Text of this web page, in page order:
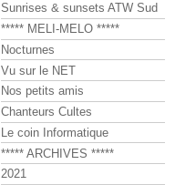
Sunrises & sunsets ATW Sud
***** MELI-MELO *****
Nocturnes
Vu sur le NET
Nos petits amis
Chanteurs Cultes
Le coin Informatique
***** ARCHIVES *****
2021